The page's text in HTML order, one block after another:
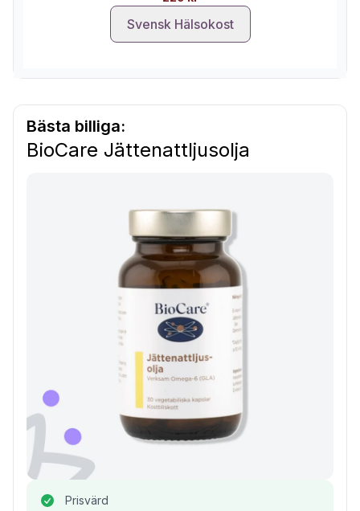
Svensk Hälsokost
Bästa billiga:
BioCare Jättenattljusolja
Prisvärd